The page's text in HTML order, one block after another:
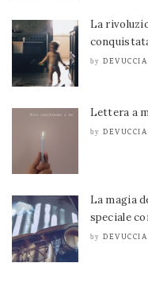
La
by DEVUCCIA
Lettera a
by DEVUCCIA
La magia
speciale
by DEVUCCIA